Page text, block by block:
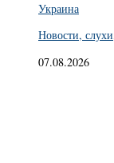
Украина
Новости,
07.08.2026